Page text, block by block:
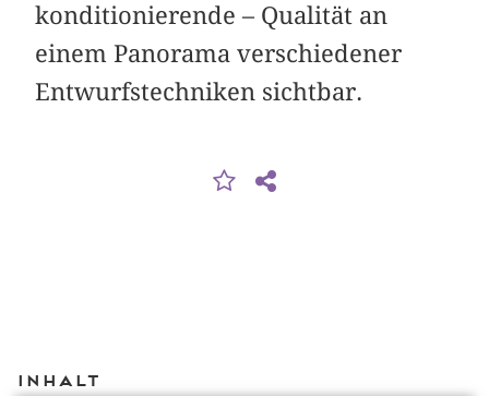
konditionierende – Qualität an
einem Panorama verschiedener
Entwurfstechniken sichtbar.
Inhalt